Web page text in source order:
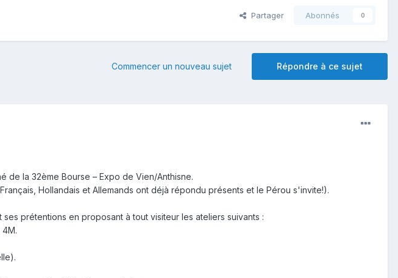
Partager Abonnés 0
Répondre à ce sujet
Commencer un nouveau sujet
de la 32ème Bourse – Expo de Vien/Anthisne.
Hollandais et Allemands ont déjà répondu présents et le Pérou s'invite!).
prétentions en proposant à tout visiteur les ateliers suivants :